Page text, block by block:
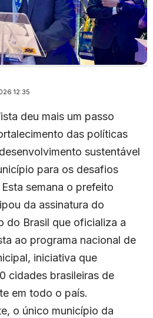
12:35
deu mais um passo
das políticas
sustentável
para os desafios
semana o prefeito
da assinatura do
do Brasil que oficializa a
ao programa nacional de
iniciativa que
cidades brasileiras de
em todo o país.
o único município da